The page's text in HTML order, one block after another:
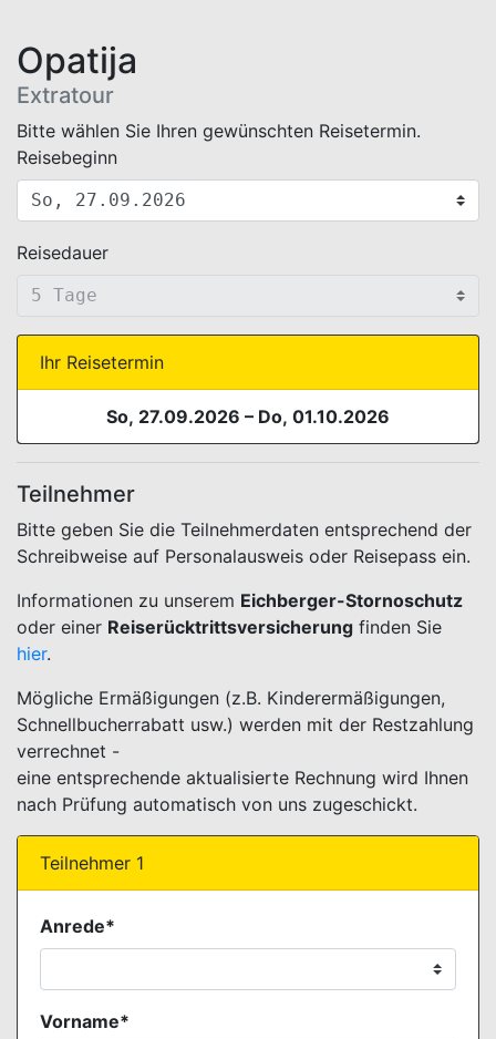
Opatija
Extratour
WEBBUCHUNG.VIEW.TERMIN.AUSWAHL.HEADER
Bitte wählen Sie Ihren gewünschten Reisetermin.
Reisebeginn
Reisedauer
Ihr Reisetermin
So, 27.09.2026 – Do, 01.10.2026
Teilnehmer
Bitte geben Sie die Teilnehmerdaten entsprechend der
Schreibweise auf Personalausweis oder Reisepass ein.
Informationen zu unserem Eichberger-Stornoschutz
oder einer Reiserücktrittsversicherung finden Sie
hier.
Mögliche Ermäßigungen (z.B. Kinderermäßigungen,
Schnellbucherrabatt usw.) werden mit der Restzahlung
verrechnet -
eine entsprechende aktualisierte Rechnung wird Ihnen
nach Prüfung automatisch von uns zugeschickt.
Teilnehmer 1
Anrede*
Vorname*